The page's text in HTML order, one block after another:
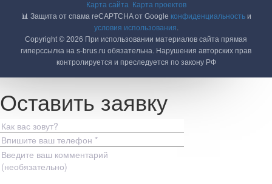
Карта сайта
Карта проектов
📊 Защита от спама reCAPTCHA от Google конфиденциальностьи
условия использования.
Copyright © 2026 При использовании материалов сайта прямая
гиперссылка на s-brus.ru обязательна. Нарушения авторских прав
контролируется и преследуется по закону РФ
Оставить заявку